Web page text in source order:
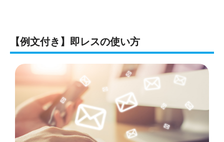
【例文付き】即レスの使い方